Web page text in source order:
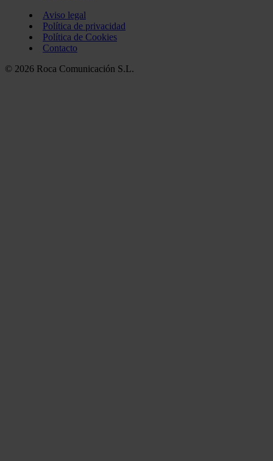
Aviso legal
Política de privacidad
Política de Cookies
Contacto
© 2026 Roca Comunicación S.L.